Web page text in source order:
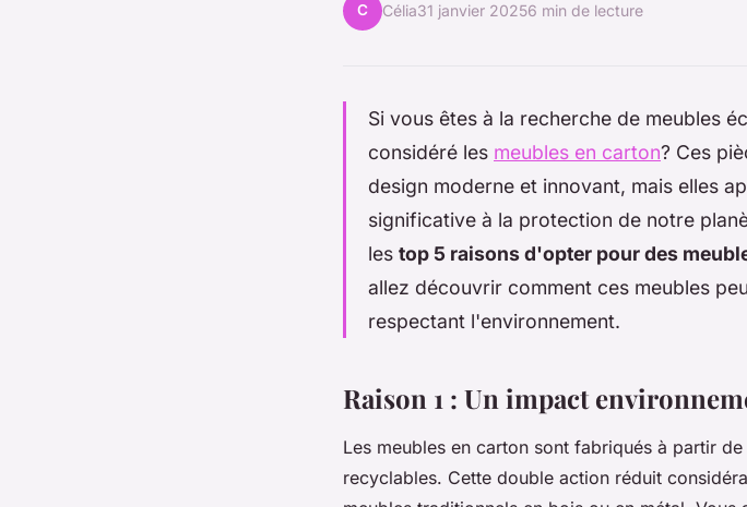
C Célia31 janvier 20256 min de lecture
Si vous êtes à la recherche de meubles
considéré les meubles en carton? Ces
design moderne et innovant, mais elles
significative à la protection de notre
les top 5 raisons d'opter pour des
allez découvrir comment ces meubles
respectant l'environnement.
Raison 1 : Un impact
Les meubles en carton sont fabriqués à partir
recyclables. Cette double action réduit